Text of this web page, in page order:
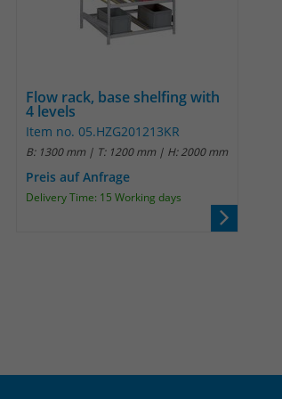
Flow rack, base shelfing with
4 levels
Item no. 05.HZG201213KR
B: 1300 mm | T: 1200 mm | H: 2000 mm
Preis auf Anfrage
Delivery Time: 15 Working days